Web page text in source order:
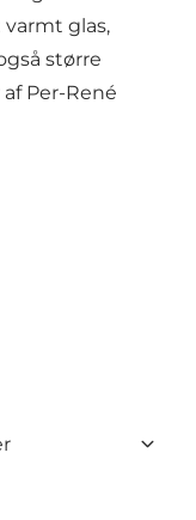
glas,
større
Per-René